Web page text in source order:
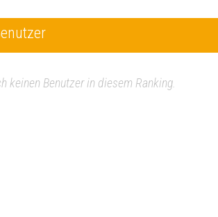
keinen Benutzer in diesem Ranking.